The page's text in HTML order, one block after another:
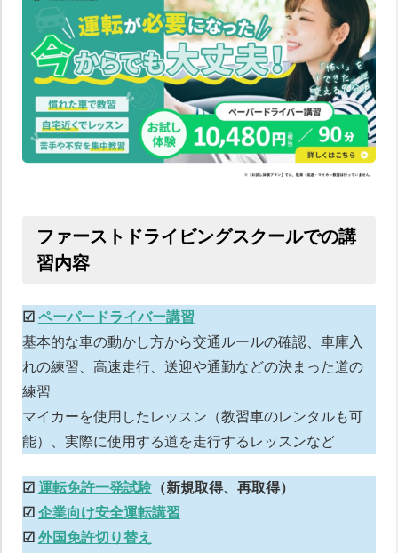
ファーストドライビングスクールでの講
習内容
☑︎ ペーパードライバー講習
基本的な車の動かし方から交通ルールの確認、車庫入
れの練習、高速走行、送迎や通勤などの決まった道の
練習
マイカーを使用したレッスン（教習車のレンタルも可
能）、実際に使用する道を走行するレッスンなど
☑︎ 運転免許一発試験（新規取得、再取得）
☑︎ 企業向け安全運転講習
☑︎ 外国免許切り替え